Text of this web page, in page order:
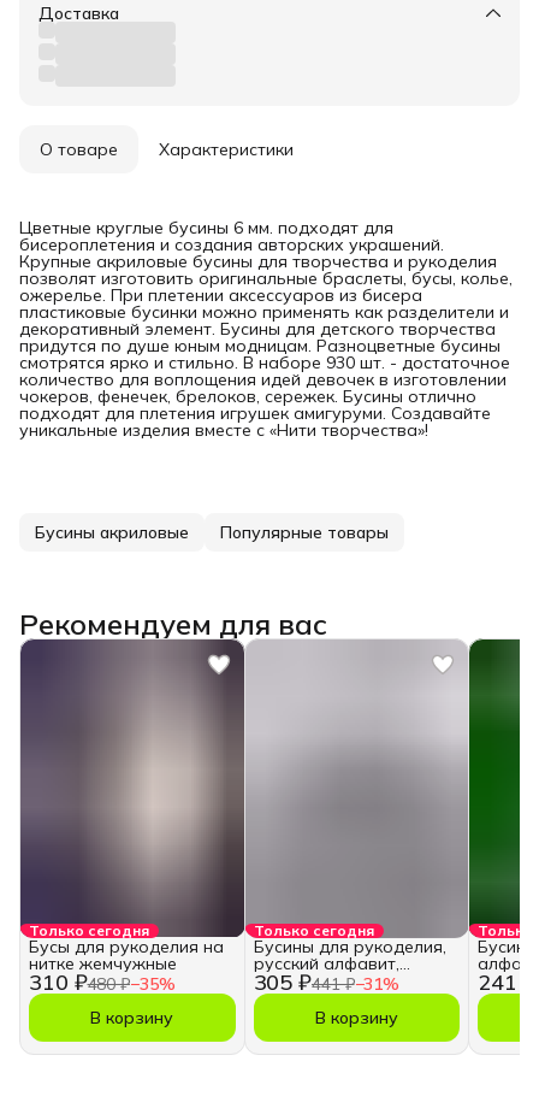
Доставка
О товаре Характеристики
Цветные круглые бусины 6 мм. подходят для
бисероплетения и создания авторских украшений.
Крупные акриловые бусины для творчества и рукоделия
позволят изготовить оригинальные браслеты, бусы, колье,
ожерелье. При плетении аксессуаров из бисера
пластиковые бусинки можно применять как разделители и
декоративный элемент. Бусины для детского творчества
придутся по душе юным модницам. Разноцветные бусины
смотрятся ярко и стильно. В наборе 930 шт. - достаточное
количество для воплощения идей девочек в изготовлении
чокеров, фенечек, брелоков, сережек. Бусины отлично
подходят для плетения игрушек амигуруми. Создавайте
уникальные изделия вместе с «Нити творчества»!
Бусины акриловые Популярные товары
Рекомендуем для вас
Только сегодня
310 ₽480 ₽−35%
Бусы для рукоделия на
нитке жемчужные
В корзину
Только сегодня
305 ₽441 ₽−31%
Бусины для рукоделия,
русский алфавит,
кубики
В корзину
Только
241 ₽